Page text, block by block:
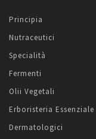
Principia
Nutraceutici
Specialità
Fermenti
Olii Vegetali
Erboristeria Essenziale
Dermatologici